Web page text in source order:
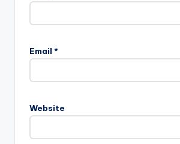
Email *
Website